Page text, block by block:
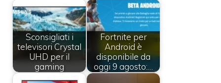
Sconsigliati i
televisori Crystal
UHD per il
gaming
Fortnite per
Android è
disponibile da
oggi 9 agosto:…